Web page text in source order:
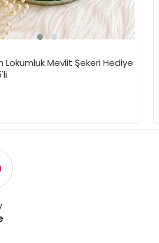
Lokumluk Mevlit Şekeri Hediye